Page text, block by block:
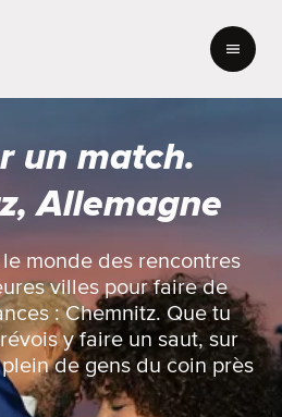
un match.
Allemagne
monde des rencontres
villes pour faire de
: Chemnitz. Que tu
y faire un saut, sur
de gens du coin près